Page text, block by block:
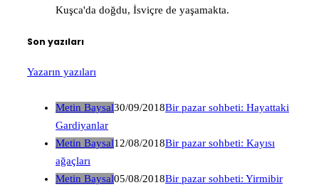
Kuşca'da doğdu, İsviçre de yaşamakta.
Son yazıları
Yazarın yazıları
Metin Baysal30/09/2018Bir pazar sohbeti: Hayattaki
Gardiyanlar
Metin Baysal12/08/2018Bir pazar sohbeti: Kayısı
ağaçları
Metin Baysal05/08/2018Bir pazar sohbeti: Yirmibir